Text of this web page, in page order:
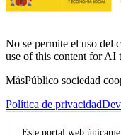
No se permite el uso del
use of this content for AI
MásPúblico sociedad
Política de privacidad
Este portal web